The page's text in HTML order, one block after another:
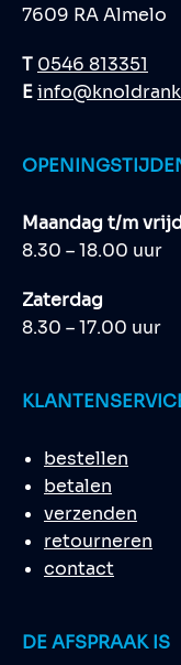
7609 RA Almelo
T 0546 813351
E
Maandag t/m
8.30 – 18.00 uur
Zaterdag
8.30 – 17.00 uur
bestellen
betalen
verzenden
retourneren
contact
DE AFSPRAAK IS